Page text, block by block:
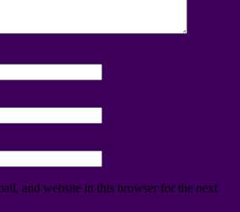
and website in this browser for the next